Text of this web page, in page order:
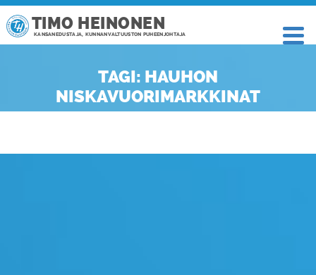
TIMO HEINONEN
KANSANEDUSTAJA, KUNNANVALTUUSTON PUHEENJOHTAJA
TAGI: HAUHON
NISKAVUORIMARKKINAT